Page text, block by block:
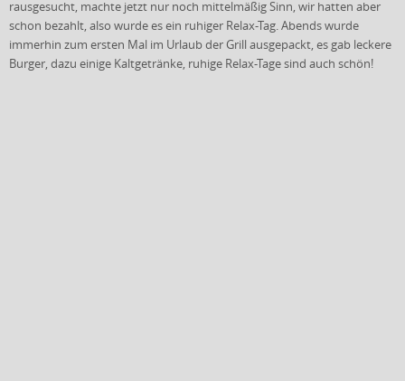
rausgesucht, machte jetzt nur noch mittelmäßig Sinn, wir hatten aber
schon bezahlt, also wurde es ein ruhiger Relax-Tag. Abends wurde
immerhin zum ersten Mal im Urlaub der Grill ausgepackt, es gab leckere
Burger, dazu einige Kaltgetränke, ruhige Relax-Tage sind auch schön!